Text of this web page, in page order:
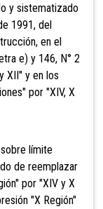
y sistematizado
1991, del
en el
e) y 146, N° 2
XII" y en los
por "XIV, X
límite
de reemplazar
por "XIV y X
"X Región"